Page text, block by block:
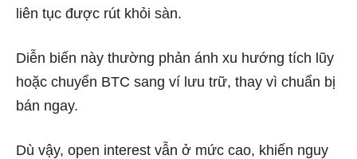
liên tục được rút khỏi sàn.
Diễn biến này thường phản ánh xu hướng tích lũy
hoặc chuyển BTC sang ví lưu trữ, thay vì chuẩn bị
bán ngay.
Dù vậy, open interest vẫn ở mức cao, khiến nguy